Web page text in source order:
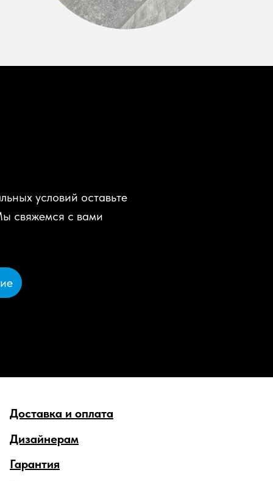
условий оставьте
свяжемся с вами
Дизайнерам
Доставка и оплата
Гарантия